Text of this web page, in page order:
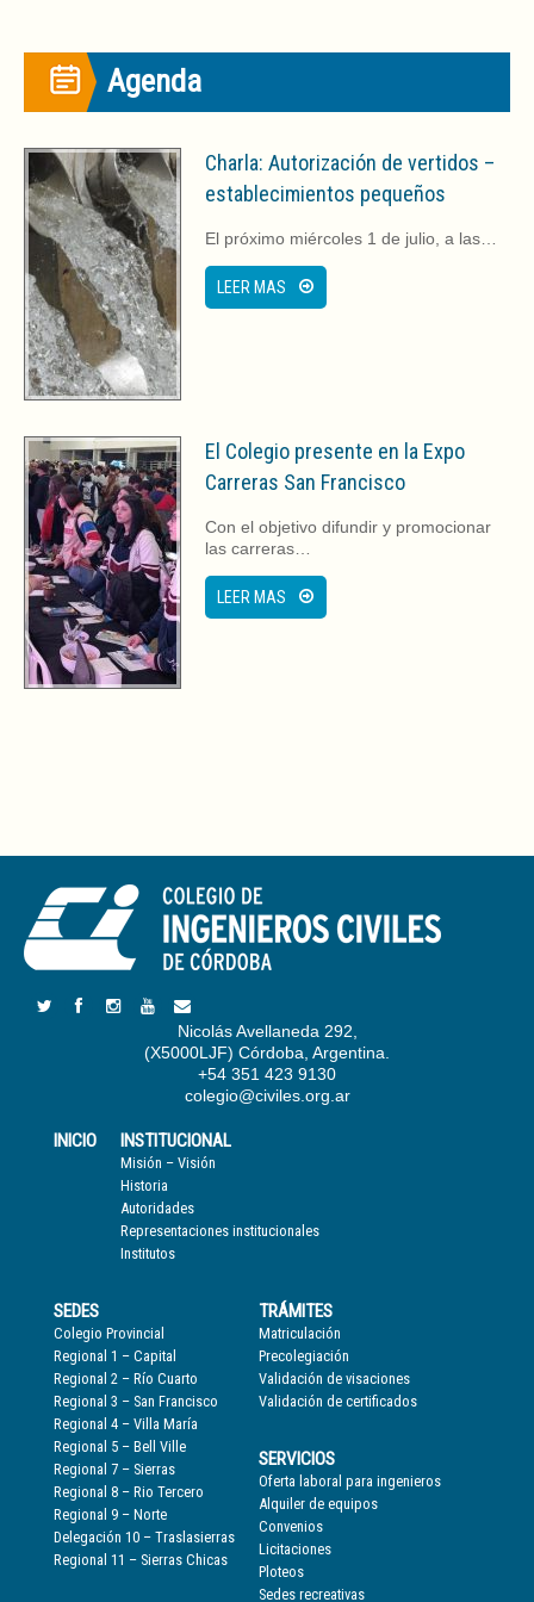
Agenda
Charla: Autorización de vertidos –
establecimientos pequeños
El próximo miércoles 1 de julio, a las…
LEER MAS
El Colegio presente en la Expo
Carreras San Francisco
Con el objetivo difundir y promocionar
las carreras…
LEER MAS
Nicolás Avellaneda 292,
(X5000LJF) Córdoba, Argentina.
+54 351 423 9130
colegio@civiles.org.ar
INICIO INSTITUCIONAL
Misión – Visión
Historia
Autoridades
Representaciones institucionales
Institutos
SEDES
Colegio Provincial
Regional 1 – Capital
Regional 2 – Río Cuarto
Regional 3 – San Francisco
Regional 4 – Villa María
Regional 5 – Bell Ville
Regional 7 – Sierras
Regional 8 – Rio Tercero
Regional 9 – Norte
Delegación 10 – Traslasierras
Regional 11 – Sierras Chicas
TRÁMITES
Matriculación
Precolegiación
Validación de visaciones
Validación de certificados
SERVICIOS
Oferta laboral para ingenieros
Alquiler de equipos
Convenios
Licitaciones
Ploteos
Sedes recreativas